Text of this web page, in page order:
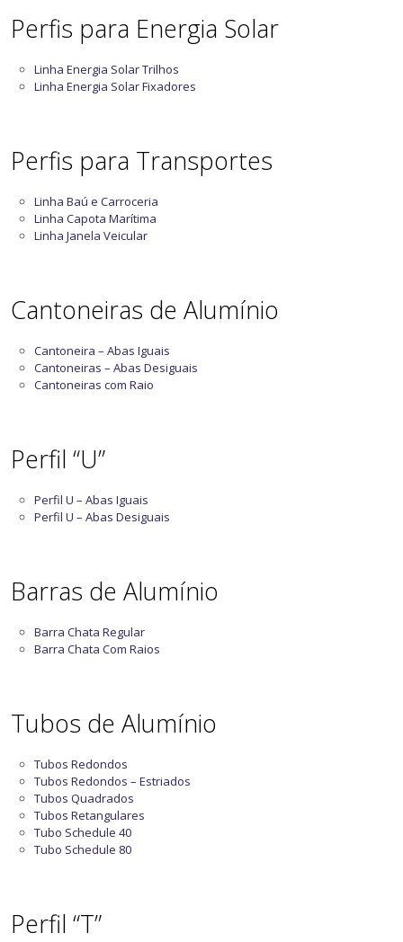
Perfis para Energia Solar
Linha Energia Solar Trilhos
Linha Energia Solar Fixadores
Perfis para Transportes
Linha Baú e Carroceria
Linha Capota Marítima
Linha Janela Veicular
Cantoneiras de Alumínio
Cantoneira – Abas Iguais
Cantoneiras – Abas Desiguais
Cantoneiras com Raio
Perfil “U”
Perfil U – Abas Iguais
Perfil U – Abas Desiguais
Barras de Alumínio
Barra Chata Regular
Barra Chata Com Raios
Tubos de Alumínio
Tubos Redondos
Tubos Redondos – Estriados
Tubos Quadrados
Tubos Retangulares
Tubo Schedule 40
Tubo Schedule 80
Perfil “T”